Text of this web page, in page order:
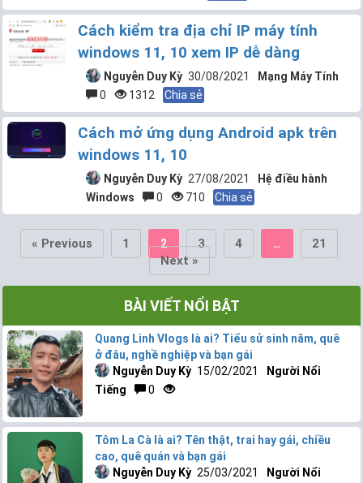
Cách kiểm tra địa chỉ IP máy tính
windows 11, 10 xem IP dễ dàng
Nguyễn Duy Kỳ 30/08/2021
Mạng Máy Tính
0
1312 Chia sẻ
Cách mở ứng dụng Android apk trên
windows 11, 10
Nguyễn Duy Kỳ 27/08/2021
Hệ điều hành
Windows
0 710 Chia sẻ
« Previous 1 2 3 4 …
21
Next »
BÀI VIẾT NỔI BẬT
Quang Linh Vlogs là ai? Tiểu sử sinh năm, quê
ở đâu, nghề nghiệp và bạn gái
Nguyễn Duy Kỳ 15/02/2021
Người Nổi
Tiếng
0
Tôm La Cà là ai? Tên thật, trai hay gái, chiều
cao, quê quán và bạn gái
Nguyễn Duy Kỳ 25/03/2021
Người Nổi